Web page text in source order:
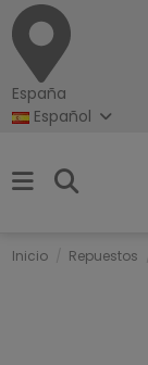
España
Español
Inicio Repuestos